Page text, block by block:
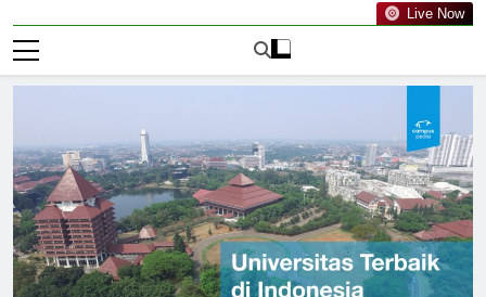
Live Now